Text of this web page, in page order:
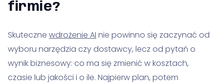
firmie?
Skuteczne wdrożenie AI nie powinno się zaczynać od
wyboru narzędzia czy dostawcy, lecz od pytań o
wynik biznesowy: co ma się zmienić w kosztach,
czasie lub jakości i o ile. Najpierw plan, potem